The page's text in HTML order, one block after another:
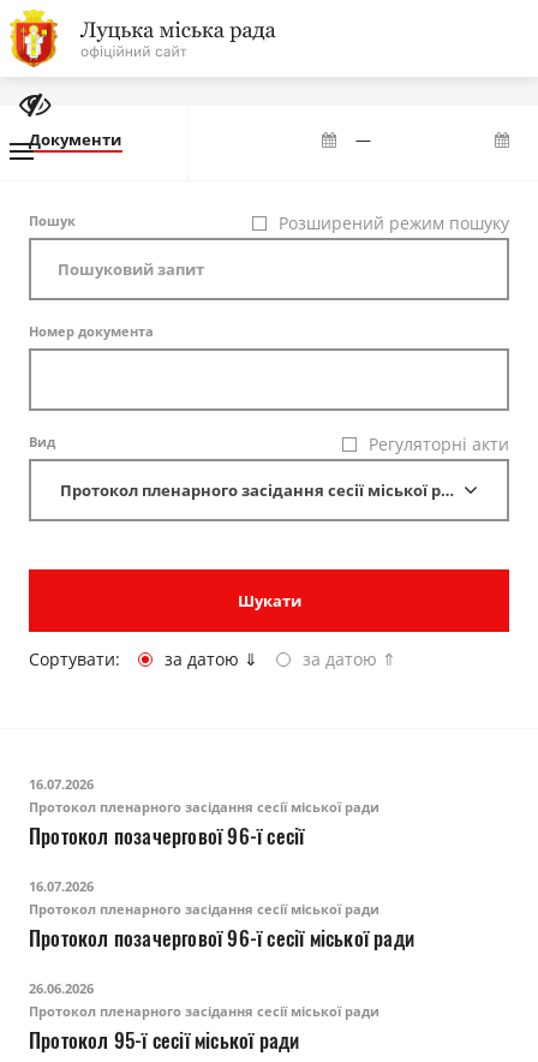
На
головну
сайту
Про місто
Міська влада
Міська рада
Публічна інформація
Документи
Документи —
Розширений режим пошуку
Пошук
Номер документа
Регуляторні акти
Вид
Протокол пленарного засідання сесії міської ради
Шукати
Сортувати: за датою ⇓ за датою ⇑
16.07.2026
Протокол пленарного засідання сесії міської ради
Протокол позачергової 96-ї сесії
16.07.2026
Протокол пленарного засідання сесії міської ради
Протокол позачергової 96-ї сесії міської ради
26.06.2026
Протокол пленарного засідання сесії міської ради
Протокол 95-ї сесії міської ради